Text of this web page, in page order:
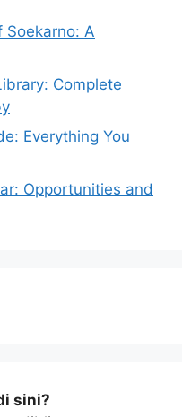
Soekarno: A
Complete
Everything You
Opportunities and
sini?